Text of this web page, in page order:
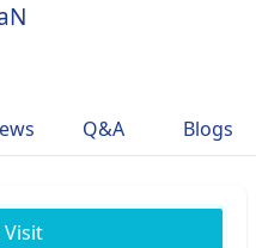
Q&A Blogs
Visit